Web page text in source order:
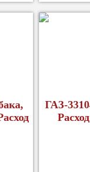
ГАЗ-